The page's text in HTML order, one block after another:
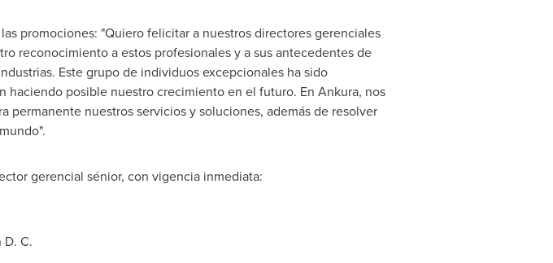
promociones: "Quiero felicitar a nuestros directores gerenciales
reconocimiento a estos profesionales y a sus antecedentes de
Este grupo de individuos excepcionales ha sido
posible nuestro crecimiento en el futuro. En Ankura, nos
nuestros servicios y soluciones, además de resolver
gerencial sénior, con vigencia inmediata:
C.